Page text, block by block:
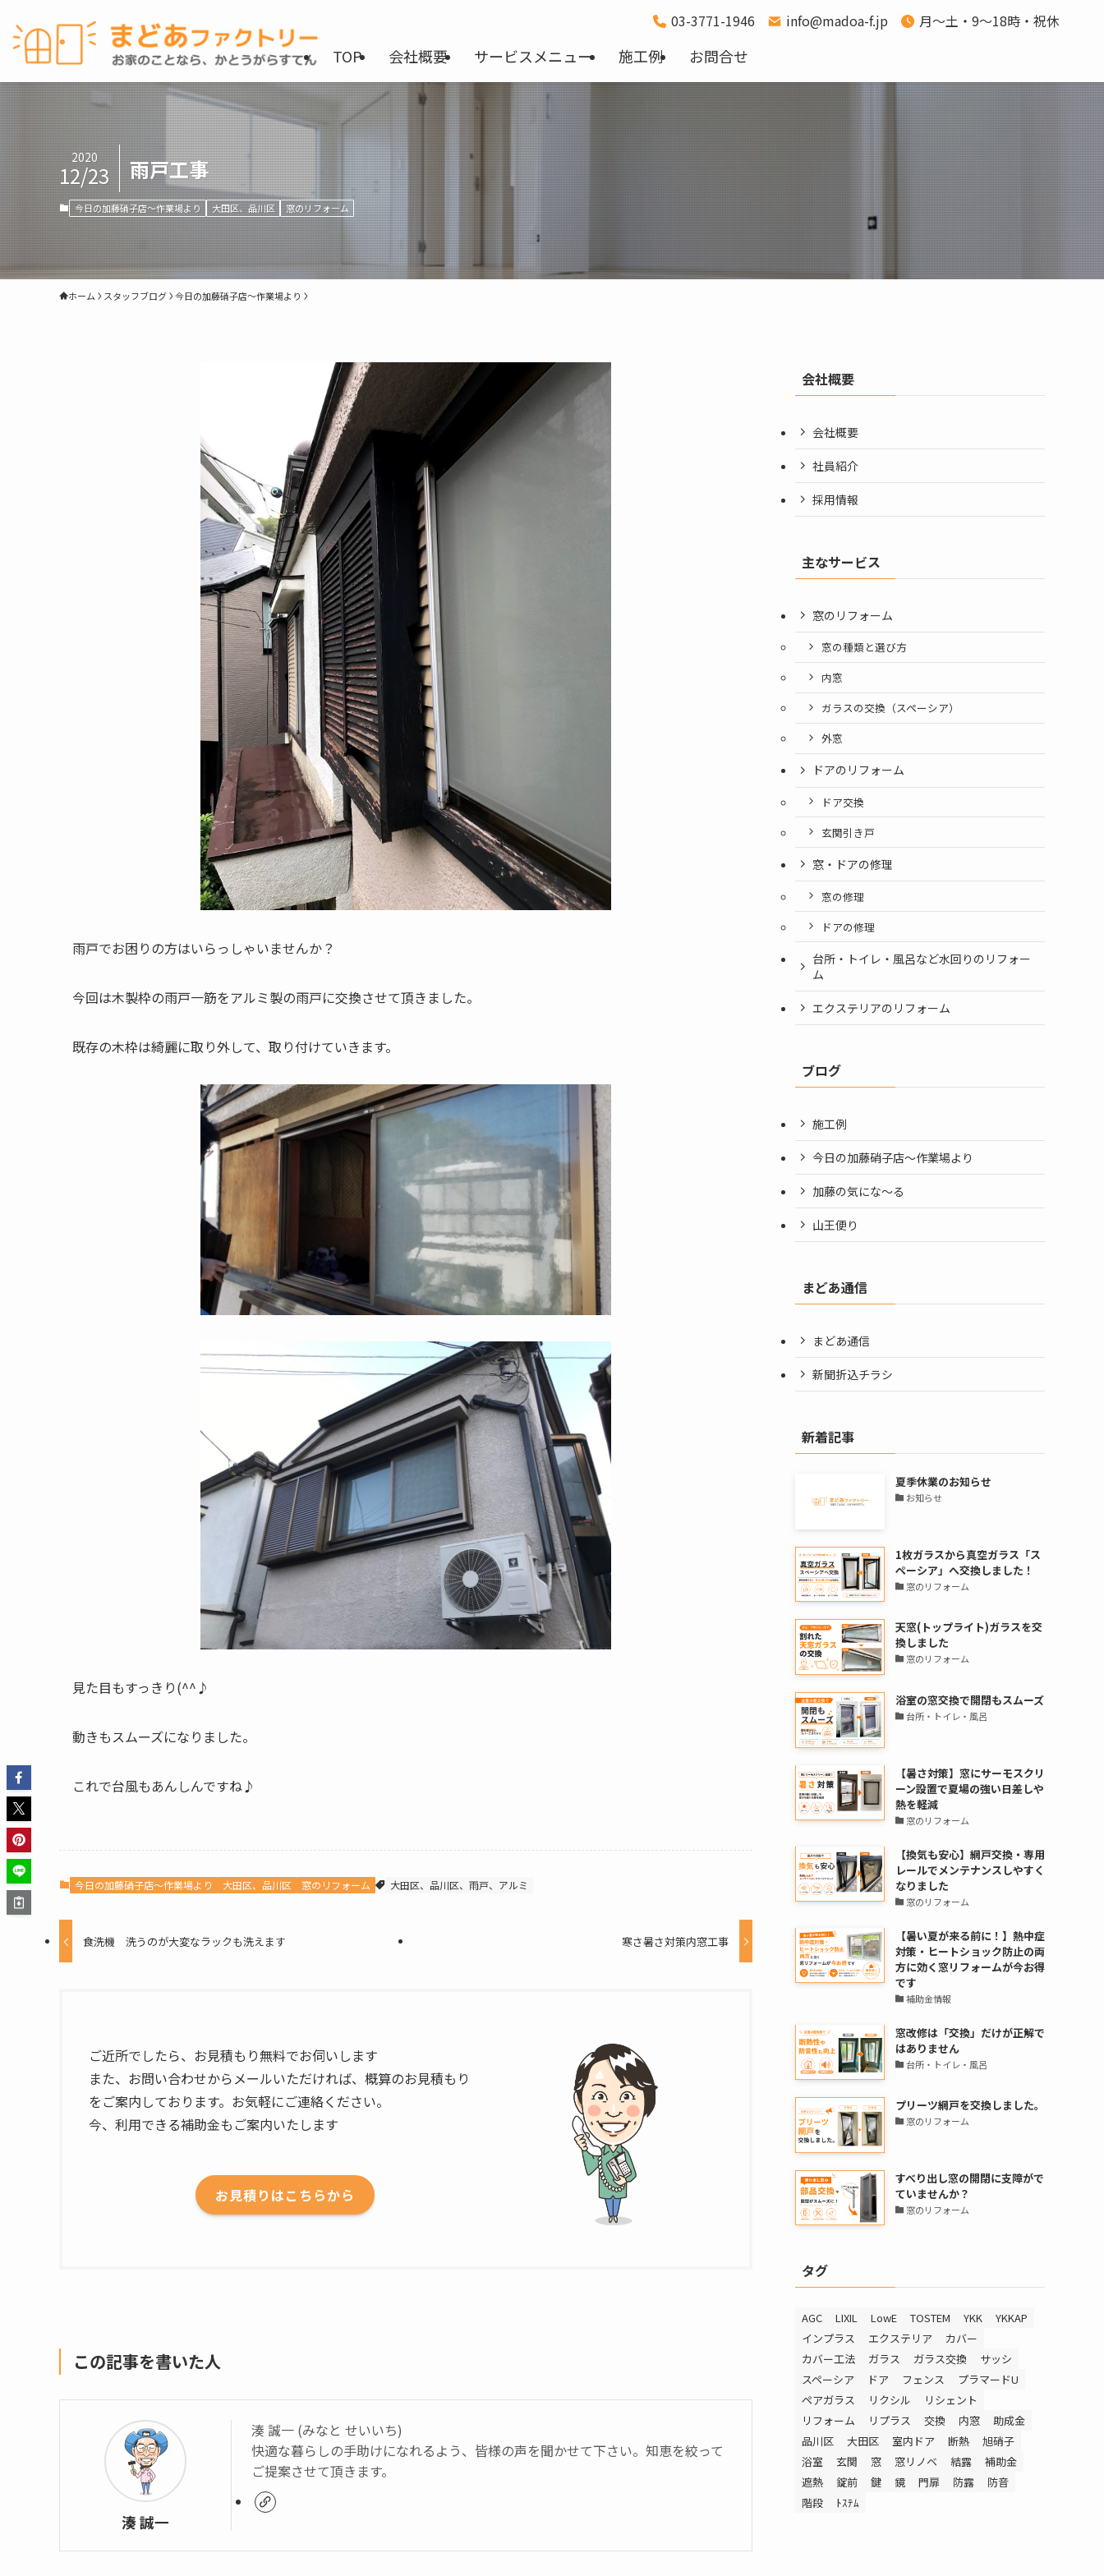
TOP 会社概要 サービスメニュー 施工例 お問合せ
03-3771-1946 info@madoa-f.jp 月～土・9～18時・祝休
雨戸工事
2020
12/23
今日の加藤硝子店〜作業場より 大田区、品川区 窓のリフォーム
ホーム スタッフブログ 今日の加藤硝子店〜作業場より
雨戸でお困りの方はいらっしゃいませんか？
今回は木製枠の雨戸一筋をアルミ製の雨戸に交換させて頂きました。
既存の木枠は綺麗に取り外して、取り付けていきます。
見た目もすっきり(^^♪
動きもスムーズになりました。
これで台風もあんしんですね♪
今日の加藤硝子店〜作業場より 大田区、品川区 窓のリフォーム 大田区、品川区、雨戸、アルミ
食洗機 洗うのが大変なラックも洗えます 寒さ暑さ対策内窓工事
ご近所でしたら、お見積もり無料でお伺いします
また、お問い合わせからメールいただければ、概算のお見積もり
をご案内しております。お気軽にご連絡ください。
今、利用できる補助金もご案内いたします
お見積りはこちらから
この記事を書いた人
湊 誠一
湊 誠一 (みなと せいいち)
快適な暮らしの手助けになれるよう、皆様の声を聞かせて下さい。知恵を絞って
ご提案させて頂きます。
会社概要
会社概要
社員紹介
採用情報
主なサービス
窓のリフォーム
窓の種類と選び方
内窓
ガラスの交換（スペーシア）
外窓
ドアのリフォーム
ドア交換
玄関引き戸
窓・ドアの修理
窓の修理
ドアの修理
台所・トイレ・風呂など水回りのリフォー
ム
エクステリアのリフォーム
ブログ
施工例
今日の加藤硝子店〜作業場より
加藤の気にな〜る
山王便り
まどあ通信
まどあ通信
新聞折込チラシ
新着記事
夏季休業のお知らせ
お知らせ
1枚ガラスから真空ガラス「ス
ペーシア」へ交換しました！
窓のリフォーム
天窓(トップライト)ガラスを交
換しました
窓のリフォーム
浴室の窓交換で開閉もスムーズ
台所・トイレ・風呂
【暑さ対策】窓にサーモスクリ
ーン設置で夏場の強い日差しや
熱を軽減
窓のリフォーム
【換気も安心】網戸交換・専用
レールでメンテナンスしやすく
なりました
窓のリフォーム
【暑い夏が来る前に！】熱中症
対策・ヒートショック防止の両
方に効く窓リフォームが今お得
です
補助金情報
窓改修は「交換」だけが正解で
はありません
台所・トイレ・風呂
プリーツ網戸を交換しました。
窓のリフォーム
すべり出し窓の開閉に支障がで
ていませんか？
窓のリフォーム
タグ
AGC LIXIL LowE TOSTEM YKK
YKKAP
インプラス
エクステリア
カバー
カバー工法
ガラス ガラス交換
サッシ
スペーシア
ドア フェンス
プラマードU
ペアガラス
リクシル
リシェント
リフォーム
リプラス 交換 内窓
助成金
品川区
大田区 室内ドア 断熱
旭硝子
浴室
玄関 窓 窓リノベ 結露
補助金
遮熱
錠前 鍵 鏡 門扉 防露
防音
階段
ﾄｽﾃﾑ